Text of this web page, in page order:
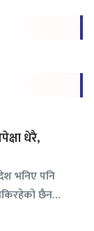
धेरै,
भनिए पनि
छैन…